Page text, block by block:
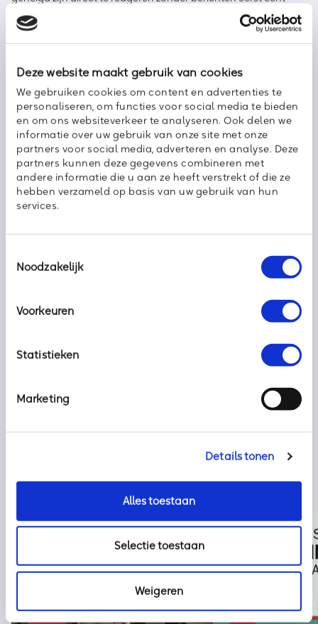
Deze website maakt gebruik van cookies
We gebruiken cookies om content en advertenties te
personaliseren, om functies voor social media te bieden
en om ons websiteverkeer te analyseren. Ook delen we
informatie over uw gebruik van onze site met onze
partners voor social media, adverteren en analyse. Deze
partners kunnen deze gegevens combineren met
andere informatie die u aan ze heeft verstrekt of die ze
hebben verzameld op basis van uw gebruik van hun
services.
Noodzakelijk
Voorkeuren
Statistieken
Marketing
Details tonen
Alles toestaan
Selectie toestaan
Weigeren
kritisch te beoordelen. Omdat communicatie hier veelal uit
kortdurende interacties bestaat, kan een aanvaller
makkelijker vertrouwen opbouwen bij slachtoffers en hen
aanvalsstrategie, waarbij aanvallers meerdere
communicatiekanalen binnen één campagne inzetten.
“Zo zie je dat een phishingmail die wordt gevolgd door een
Teams-bericht al snel extra geloofwaardigheid creëert. Het
werkt als een soort van tweetrapsraket en door een verzoek via
meerdere kanalen te herhalen, neemt de geloofwaardigheid
toe,” zegt Joachim Hodes. “Zo versterken aanvallers hun
legitimiteit. Het gevolg is dat de waakzaamheid vermindert en
de aanval naadloos integreert in de dagelijkse workflow. Nu
bedrijven meer en meer vertrouwen op tools voor realtime
samenwerking, maken aanvallers daar ook gebruik van én ze
training moet echt hoog op ieders agenda staan!” Wil je
daarover sparren, of wil je het volledige Phishing Threat Trends
Report ontvangen? Mail aan
joachim.hodes@axoft.nl
Deel dit bericht met uw netwerk: